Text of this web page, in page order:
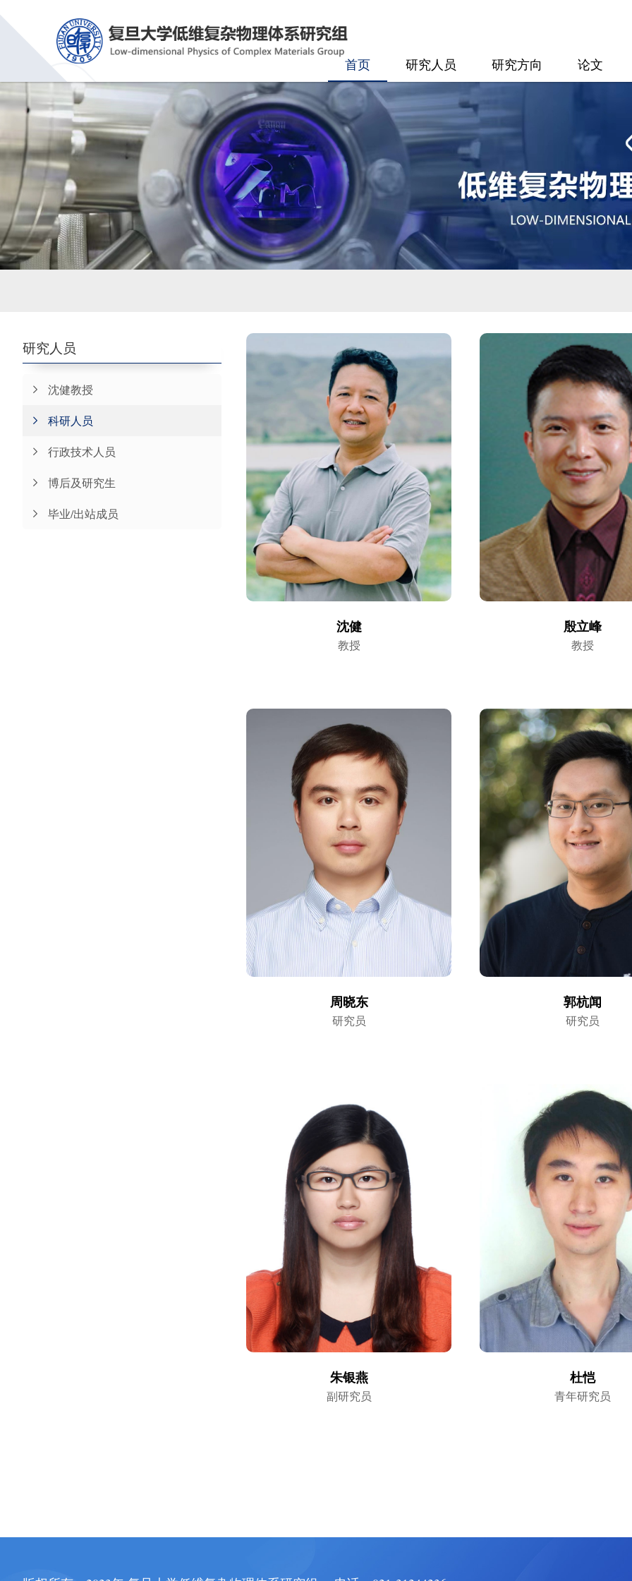
首页 研究人员 研究方向 论文
研究人员
沈健教授
科研人员
行政技术人员
博后及研究生
毕业/出站成员
沈健
教授
殷立峰
教授
周晓东
研究员
郭杭闻
研究员
朱银燕
副研究员
杜恺
青年研究员